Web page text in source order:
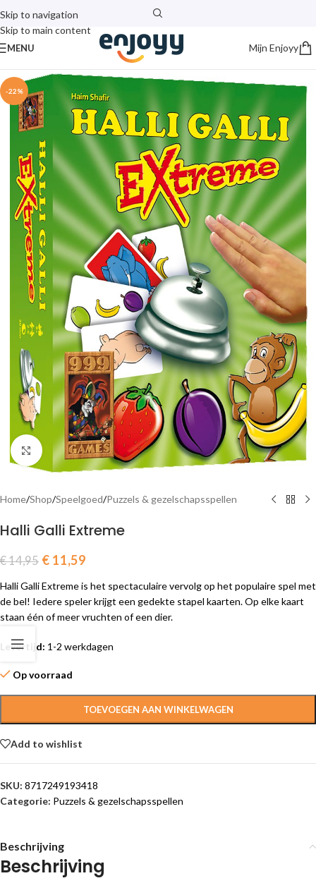
Skip to navigation
Skip to main content
MENU Mijn Enjoyy
-22%
Click to enlarge
Home/Shop/Speelgoed/Puzzels & gezelschapsspellen
Halli Galli Extreme
€14,95 € 11,59
Halli Galli Extreme is het spectaculaire vervolg op het populaire spel met
de bel! Iedere speler krijgt een gedekte stapel kaarten. Op elke kaart
staan één of meer vruchten of een dier.
Levertijd: 1-2 werkdagen
Op voorraad
TOEVOEGEN AAN WINKELWAGEN
Add to wishlist
SKU: 8717249193418
Categorie: Puzzels & gezelschapsspellen
Beschrijving
Beschrijving